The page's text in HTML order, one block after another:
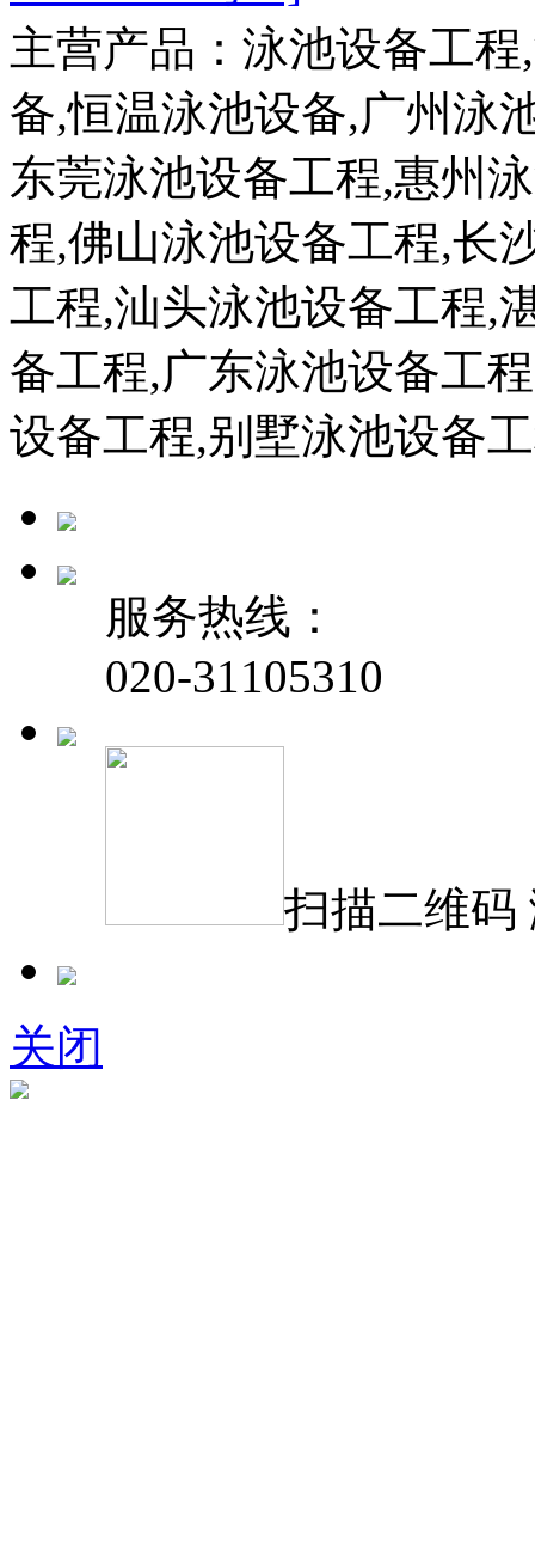
主营产品：泳池设备工
备,恒温泳池设备,广州泳
东莞泳池设备工程,惠州
程,佛山泳池设备工程,长
工程,汕头泳池设备工程,
备工程,广东泳池设备工
设备工程,别墅泳池设备
服务热线：
020-31105310
扫描二维码
关闭